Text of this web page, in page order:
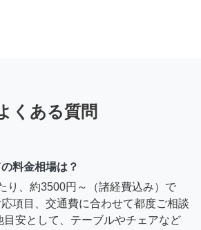
くある質問
料金相場は？
り、約3500円～（諸経費込み）で
項目、交通費に合わせて都度ご相談
目安として、テーブルやチェアなど